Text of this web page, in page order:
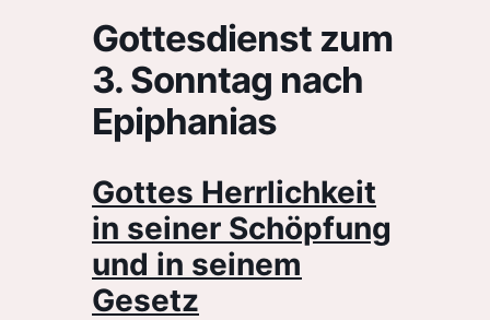
Gottesdienst zum
3. Sonntag nach
Epiphanias
Gottes Herrlichkeit
in seiner Schöpfung
und in seinem
Gesetz